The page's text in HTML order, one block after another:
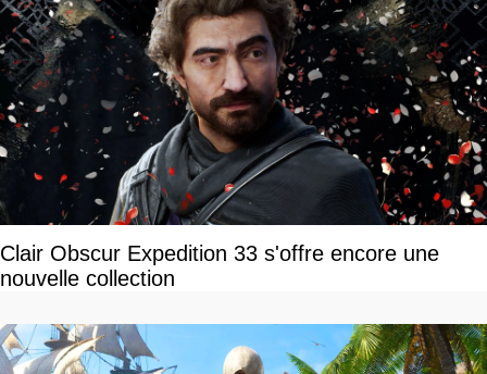
Clair Obscur Expedition 33 s'offre encore une
nouvelle collection